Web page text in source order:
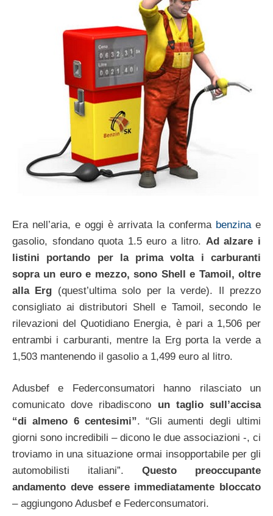
Era nell’aria, e oggi è arrivata la conferma benzina e
gasolio, sfondano quota 1.5 euro a litro. Ad alzare i
listini portando per la prima volta i carburanti
sopra un euro e mezzo, sono Shell e Tamoil, oltre
alla Erg (quest’ultima solo per la verde). Il prezzo
consigliato ai distributori Shell e Tamoil, secondo le
rilevazioni del Quotidiano Energia, è pari a 1,506 per
entrambi i carburanti, mentre la Erg porta la verde a
1,503 mantenendo il gasolio a 1,499 euro al litro.
Adusbef e Federconsumatori hanno rilasciato un
comunicato dove ribadiscono un taglio sull’accisa
“di almeno 6 centesimi”. “Gli aumenti degli ultimi
giorni sono incredibili – dicono le due associazioni -, ci
troviamo in una situazione ormai insopportabile per gli
automobilisti italiani”. Questo preoccupante
andamento deve essere immediatamente bloccato
– aggiungono Adusbef e Federconsumatori.